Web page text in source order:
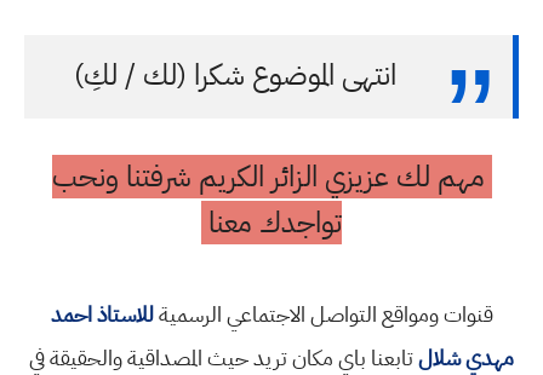
انتهى الموضوع شكرا (لك / لكِ)
مهم لك عزيزي الزائر الكريم شرفتنا ونحب
تواجدك معنا
قنوات ومواقع التواصل الاجتماعي الرسميةللاستاذ احمد
مهدي شلالتابعنا باي مكان تريد حيث المصداقية والحقيقة في